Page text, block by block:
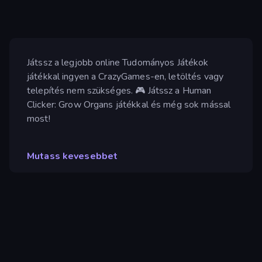
Játssz a legjobb online Tudományos Játékok
játékkal ingyen a CrazyGames-en, letöltés vagy
telepítés nem szükséges. 🎮 Játssz a Human
Clicker: Grow Organs játékkal és még sok mással
most!
Mutass kevesebbet